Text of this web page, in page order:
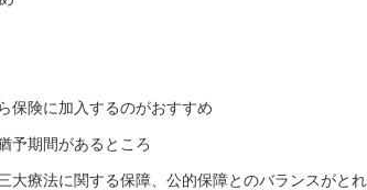
保険に加入するのがおすすめ
予期間があるところ
大療法に関する保障、公的保障とのバランスがと